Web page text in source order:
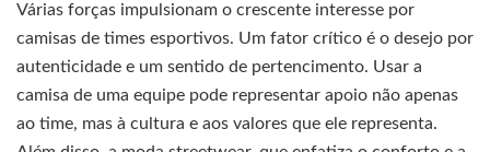
Várias forças impulsionam o crescente interesse por
camisas de times esportivos. Um fator crítico é o desejo por
autenticidade e um sentido de pertencimento. Usar a
camisa de uma equipe pode representar apoio não apenas
ao time, mas à cultura e aos valores que ele representa.